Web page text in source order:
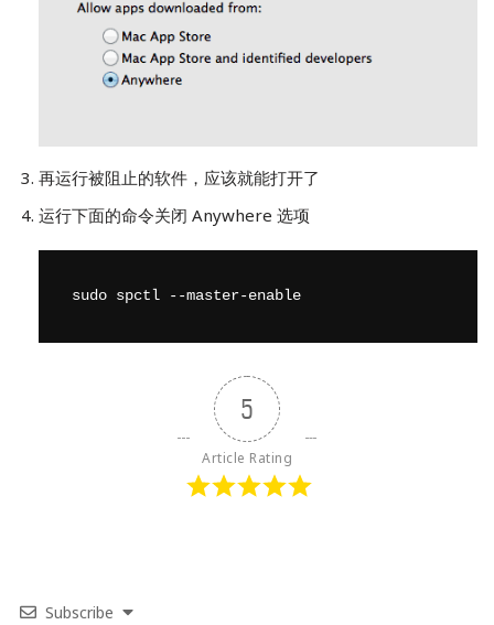
再运行被阻止的软件，应该就能打开了
运行下面的命令关闭 Anywhere 选项
sudo spctl --master-enable
5
Article Rating
Subscribe